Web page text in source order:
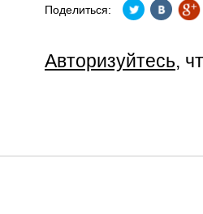
Поделиться:
Авторизуйтесь,